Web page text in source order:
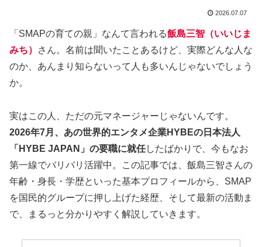
2026.07.07
「SMAPの育ての親」なんて言われる飯島三智（いいじま
みち）
さん。名前は聞いたことあるけど、実際どんな人な
のか、あんまり知らないって人も多いんじゃないでしょう
か。
実はこの人、ただの元マネージャーじゃないんです。
2026年7月、あの世界的エンタメ企業HYBEの日本法人
「HYBE JAPAN」の要職に就任したばかりで、今もなお
第一線でバリバリ活躍中。この記事では、飯島三智さんの
年齢・身長・学歴といった基本プロフィールから、SMAP
を国民的グループに押し上げた経歴、そして最新の活動ま
で、まるっと分かりやすく解説していきます。